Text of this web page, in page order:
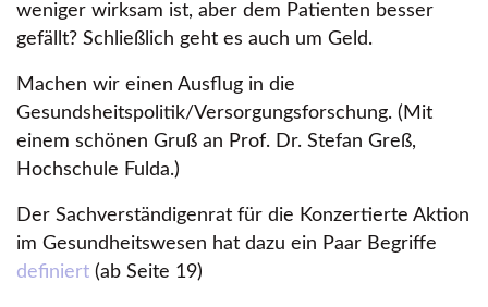
weniger wirksam ist, aber dem Patienten besser
gefällt? Schließlich geht es auch um Geld.
Machen wir einen Ausflug in die
Gesundsheitspolitik/Versorgungsforschung. (Mit
einem schönen Gruß an Prof. Dr. Stefan Greß,
Hochschule Fulda.)
Der Sachverständigenrat für die Konzertierte Aktion
im Gesundheitswesen hat dazu ein Paar Begriffe
definiert (ab Seite 19)